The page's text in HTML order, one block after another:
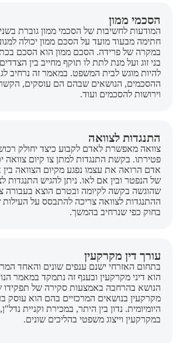
הסכמי ממון
המודעות לחשיבות של הסכמי ממון גוברת
חתימה מבעוד מועד על הסכם ממון יכולה
במקרה של פרידה. הסכם ממון הוא הסכם
בני זוג ועל מנת לתת לו תוקף מחייב בין
להיות מוגש לבית המשפט. במאמר זה נרחיב
ההסכמים, הנושאים שבהם הם עוסקים, הקשר
וירושות להסכמים ועוד.
התנגדות לצוואה
צוואה מאפשרת לאדם לקבוע כיצד יחולק
פטירתו. בקשת התנגדות למתן צו קיום צוואה
אדם הרואה את עצמו נפגע מקיום הצוואה
של הנפטר ובין אם לאו. ניתן להגיש התנגדות
שהוגשה בקשה לקיומה ובטרם הוצא בעבורה
ההתנגדות לצוואה צריכה להתבסס על
בחוק כפי שנרחיב בהמשך.
עורך דין מקרקעין
בתחום האזרחי ישנם ענפים שונים והאחד
הוא דיני מקרקעין ובענף זה נתמקד במאמר
הנושא בהרחבה באמצעות סקירה של תפקידו
מקרקעין בנושאים המרכזיים בהם הוא עוסק
היומיומית. נדון בין היתר, במכירת וקניית
במקרקעין וייצוג משפטי בהליכים שונים.